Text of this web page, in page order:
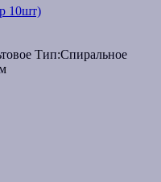
10шт)
Тип:Спиральное